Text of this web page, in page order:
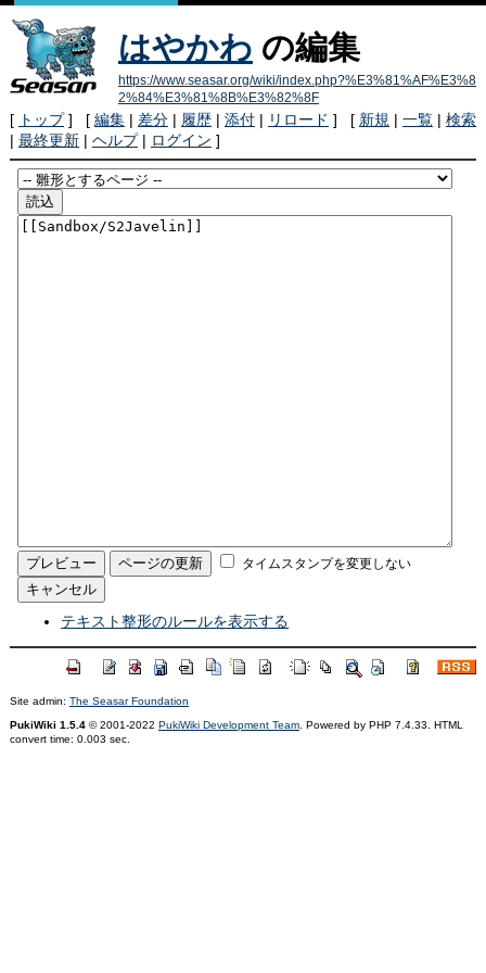
はやかわ の編集
https://www.seasar.org/wiki/index.php?%E3%81%AF%E3%8
2%84%E3%81%8B%E3%82%8F
[ トップ] [ 編集| 差分| 履歴| 添付| リロード ] [ 新規 | 一覧| 検索
| 最終更新| ヘルプ| ログイン ]
タイムスタンプを変更しない
テキスト整形のルールを表示する
Site admin: The Seasar Foundation
PukiWiki 1.5.4© 2001-2022 PukiWiki Development Team. Powered by PHP 7.4.33. HTML
convert time: 0.003 sec.